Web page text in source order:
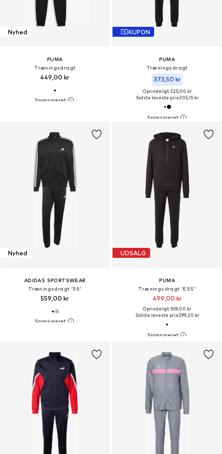
Nyhed
PUMA
Træningsdragt
449,00 kr
KUPON
PUMA
Træningsdragt
373,50 kr
Oprindeligt: 525,00 kr
Sidste laveste pris:305,15 kr
Nyhed
ADIDAS SPORTSWEAR
Træningsdragt '3S'
559,00 kr
UDSALG
PUMA
Træningsdragt 'ESS'
499,00 kr
Oprindeligt: 559,00 kr
Sidste laveste pris:399,20 kr